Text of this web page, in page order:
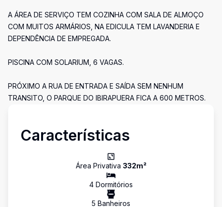
A ÁREA DE SERVIÇO TEM COZINHA COM SALA DE ALMOÇO
COM MUITOS ARMÁRIOS, NA EDICULA TEM LAVANDERIA E
DEPENDÊNCIA DE EMPREGADA.
PISCINA COM SOLARIUM, 6 VAGAS.
PRÓXIMO A RUA DE ENTRADA E SAÍDA SEM NENHUM
TRANSITO, O PARQUE DO IBIRAPUERA FICA A 600 METROS.
Características
Área Privativa 332m²
4 Dormitórios
5 Banheiros